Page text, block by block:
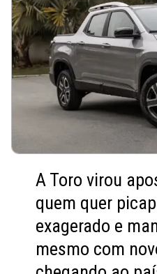
A Toro virou
quem quer
exagerado e
mesmo com